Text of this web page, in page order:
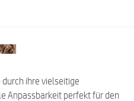
ihre vielseitige
Anpassbarkeit perfekt für den